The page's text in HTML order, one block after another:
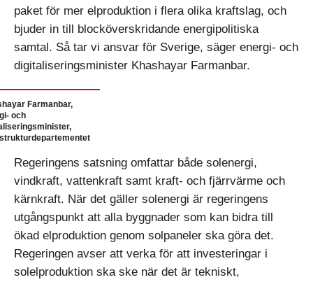
paket för mer elproduktion i flera olika kraftslag, och
bjuder in till blocköverskridande energipolitiska
samtal. Så tar vi ansvar för Sverige, säger energi- och
digitaliseringsminister Khashayar Farmanbar.
Farmanbar,
och
Regeringens satsning omfattar både solenergi,
vindkraft, vattenkraft samt kraft- och fjärrvärme och
kärnkraft. När det gäller solenergi är regeringens
utgångspunkt att alla byggnader som kan bidra till
ökad elproduktion genom solpaneler ska göra det.
Regeringen avser att verka för att investeringar i
solelproduktion ska ske när det är tekniskt,